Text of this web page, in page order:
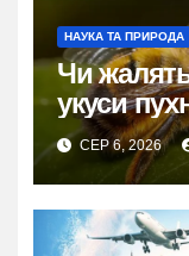
НАУКА ТА ПРИРОДА
Чи
укуси
СЕР 6, 2026